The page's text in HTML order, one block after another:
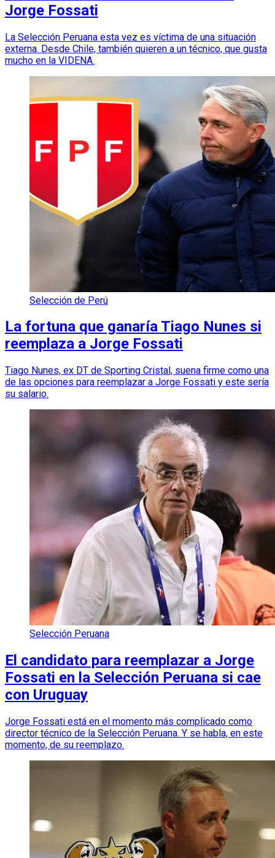
Jorge Fossati
La Selección Peruana esta vez es víctima de una situación
externa. Desde Chile, también quieren a un técnico, que gusta
mucho en la VIDENA.
Selección de Perú
La fortuna que ganaría Tiago Nunes si
reemplaza a Jorge Fossati
Tiago Nunes, ex DT de Sporting Cristal, suena firme como una
de las opciones para reemplazar a Jorge Fossati y este sería
su salario.
Selección Peruana
El candidato para reemplazar a Jorge
Fossati en la Selección Peruana si cae
con Uruguay
Jorge Fossati está en el momento más complicado como
director técnico de la Selección Peruana. Y se habla, en este
momento, de su reemplazo.